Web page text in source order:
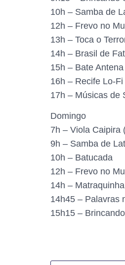
10h – Samba de
12h – Frevo no
13h – Toca o
14h – Brasil de
15h – Bate
16h – Recife Lo-
17h – Músicas de
Domingo
7h – Viola Caipira
9h – Samba de
10h – Batucada
12h – Frevo no
14h –
14h45 – Palavras
15h15 –